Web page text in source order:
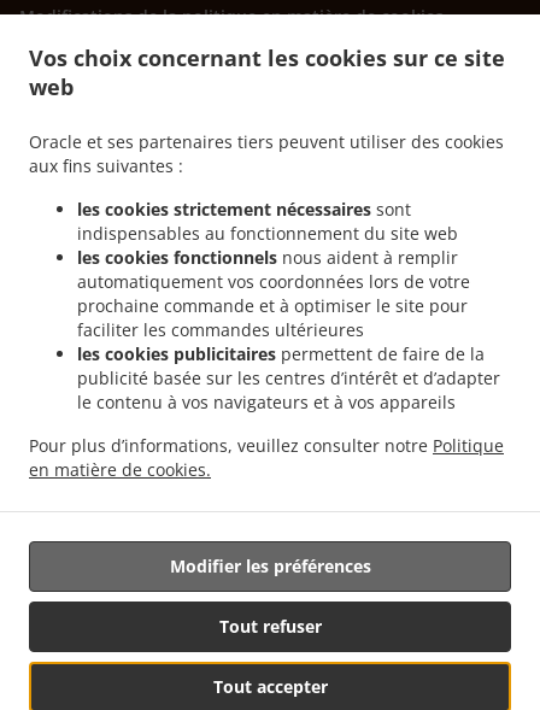
Vos choix concernant les cookies sur ce site
web
Oracle et ses partenaires tiers peuvent utiliser des cookies
aux fins suivantes :
les cookies strictement nécessaires sont
indispensables au fonctionnement du site web
les cookies fonctionnels nous aident à remplir
automatiquement vos coordonnées lors de votre
prochaine commande et à optimiser le site pour
faciliter les commandes ultérieures
les cookies publicitaires permettent de faire de la
publicité basée sur les centres d’intérêt et d’adapter
le contenu à vos navigateurs et à vos appareils
Pour plus d’informations, veuillez consulter notre Politique
en matière de cookies.
Tout accepter
Tout refuser
Modifier les préférences
Modifications de la politique en matière de cookies
Contactez-nous
Bulevar vojvode Stepe Stepanovića 88, Banja Luka 78000,
+387 51 439-666
Liens
Menu
Contactez-nous
Livraison de plats cuisinés Sendviči Banja Luka Obilićevo .
Sendviči Banja Luka Česma . Livraison de plats cuisinés Sendviči Banja Luka Mađir
Livraison de plats cuisinés Sendviči Banja Luka
Livraison de plats cuisinés Sendviči
cuisinés Sendviči Drakulić . Livraison de plats cuisinés Sendviči Šargovac . Livraison
de plats cuisinés Mesni specijaliteti
nourriture à emporter
Géré par:
FoodBooking | support@startfoodbooking.com |